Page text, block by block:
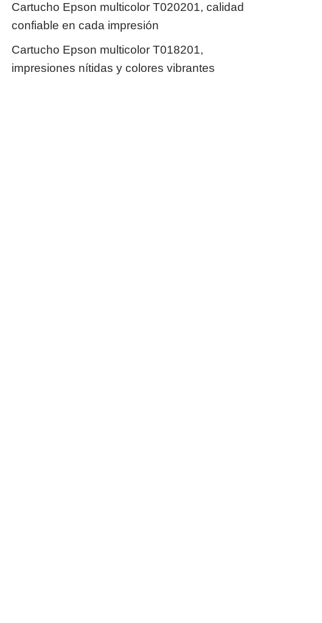
Cartucho Epson multicolor T020201, calidad
confiable en cada impresión
Cartucho Epson multicolor T018201,
impresiones nítidas y colores vibrantes